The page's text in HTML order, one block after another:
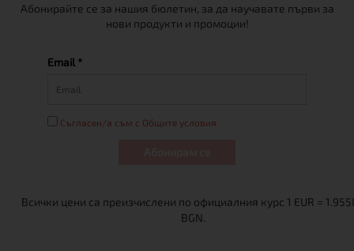
Абонирайте се за нашия бюлетин, за да научавате първи за
нови продукти и промоции!
Email *
Съгласен/а съм с Общите условия